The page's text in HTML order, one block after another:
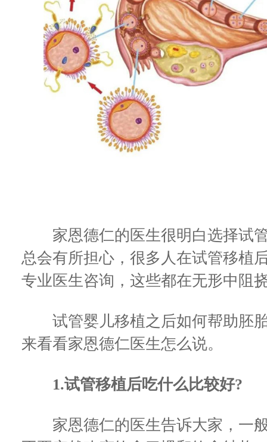
家恩德仁的医生很明白选择试管
总会有所担心，很多人在试管移植
专业医生咨询，这些都在无形中阻
试管婴儿移植之后如何帮助胚胎
来看看家恩德仁医生怎么说。
1.试管移植后吃什么比较好?
家恩德仁的医生告诉大家，一般